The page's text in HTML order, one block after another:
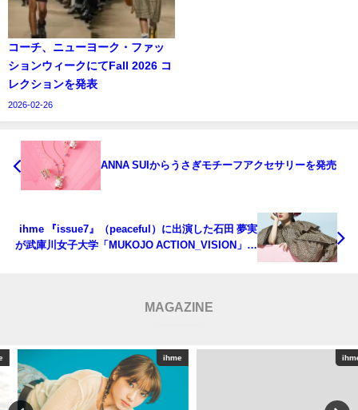
コーチ、ニューヨーク・ファッ
ションウィークにてFall 2026 コ
レクションを発表
2026-02-26
ANNA SUIからうさぎモチーフアクセサリーを発売
ihme 『issue7』（peaceful）に出演した石田 夢実
が武庫川女子大学「MUKOJO ACTION_VISION」の
MAGAZINE
ihme ihme